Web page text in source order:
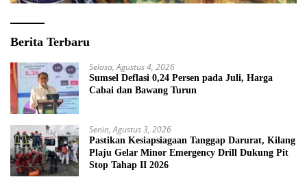
Berita Terbaru
Selasa, Agustus 4, 2026
Sumsel Deflasi 0,24 Persen pada Juli, Harga
Cabai dan Bawang Turun
Senin, Agustus 3, 2026
Pastikan Kesiapsiagaan Tanggap Darurat, Kilang
Plaju Gelar Minor Emergency Drill Dukung Pit
Stop Tahap II 2026